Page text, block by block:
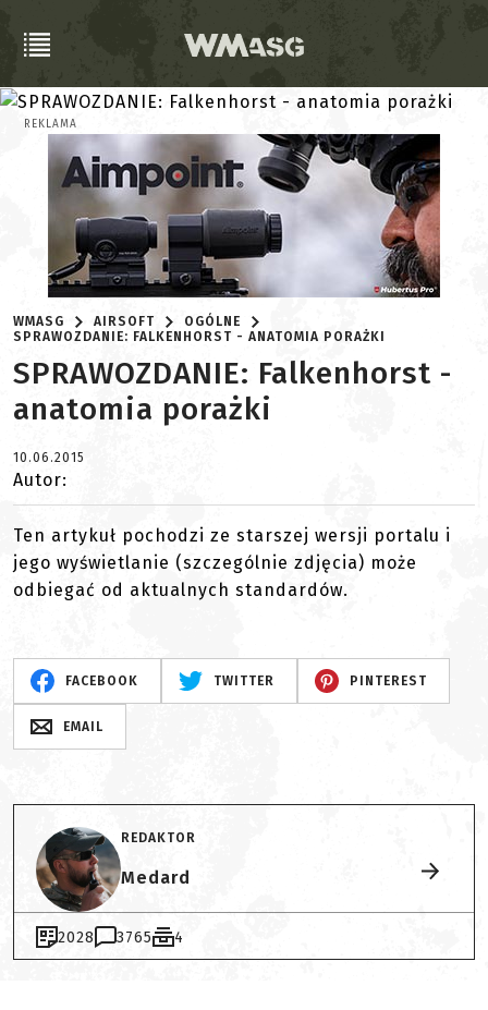
REKLAMA
WMASG AIRSOFT
OGÓLNE
SPRAWOZDANIE: FALKENHORST - ANATOMIA PORAŻKI
SPRAWOZDANIE: Falkenhorst -
anatomia porażki
10.06.2015
Autor:
Ten artykuł pochodzi ze starszej wersji portalu i
jego wyświetlanie (szczególnie zdjęcia) może
odbiegać od aktualnych standardów.
FACEBOOK TWITTER PINTEREST
EMAIL
REDAKTOR
Medard
2028 3765 4